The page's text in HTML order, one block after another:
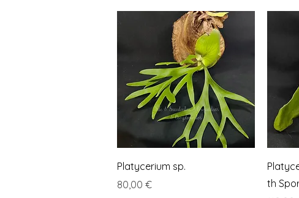
Vista rápida
Platycerium sp.
Precio
80,00 €
th